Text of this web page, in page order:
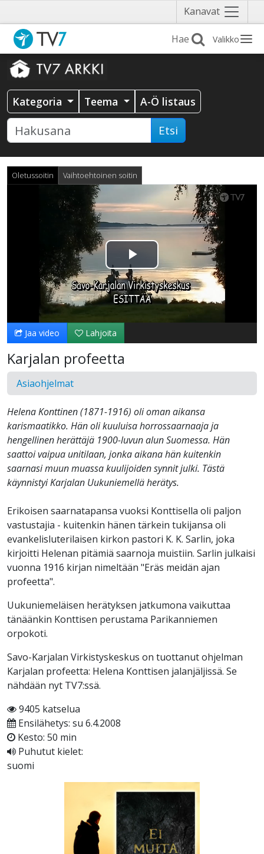
Kanavat Näytä
valikko
Valikko
Kategoria Teema A-Ö listaus
Etsi
Oletussoitin Vaihtoehtoinen soitin
Toista
Video
Jaa video Lahjoita
Karjalan profeetta
Asiaohjelmat
Helena Konttinen (1871-1916) oli oman aikansa
karismaatikko. Hän oli kuuluisa horrossaarnaaja ja
hengellinen herättäjä 1900-luvun alun Suomessa. Hän
saattoi vaipua unitilaan, jonka aikana hän kuitenkin
saarnasi muun muassa kuulijoiden synnit julki. Tästä
käynnistyi Karjalan Uukuniemellä herätys.
Erikoisen saarnatapansa vuoksi Konttisella oli paljon
vastustajia - kuitenkin hänen tärkein tukijansa oli
evankelisluterilaisen kirkon pastori K. K. Sarlin, joka
kirjoitti Helenan pitämiä saarnoja muistiin. Sarlin julkaisi
vuonna 1916 kirjan nimeltään "Eräs meidän ajan
profeetta".
Uukuniemeläisen herätyksen jatkumona vaikuttaa
tänäänkin Konttisen perustama Parikanniemen
orpokoti.
Savo-Karjalan Virkistyskeskus on tuottanut ohjelman
Karjalan profeetta: Helena Konttisen jalanjäljissä. Se
nähdään nyt TV7:ssä.
9405 katselua
Ensilähetys: su 6.4.2008
Kesto: 50 min
Puhutut kielet:
suomi